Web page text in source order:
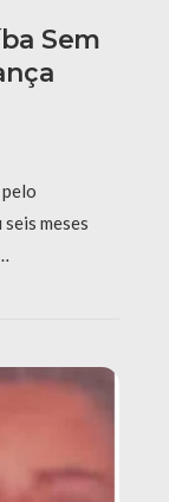
Sem
meses